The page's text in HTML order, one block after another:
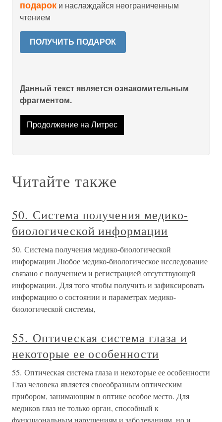
подарок и наслаждайся неограниченным
чтением
ПОЛУЧИТЬ ПОДАРОК
Данный текст является ознакомительным
фрагментом.
Продолжение на Литрес
Читайте также
50. Система получения медико-
биологической информации
50. Система получения медико-биологической
информации Любое медико-биологическое исследование
связано с получением и регистрацией отсутствующей
информации. Для того чтобы получить и зафиксировать
информацию о состоянии и параметрах медико-
биологической системы,
55. Оптическая система глаза и
некоторые ее особенности
55. Оптическая система глаза и некоторые ее особенности
Глаз человека является своеобразным оптическим
прибором, занимающим в оптике особое место. Для
медиков глаз не только орган, способный к